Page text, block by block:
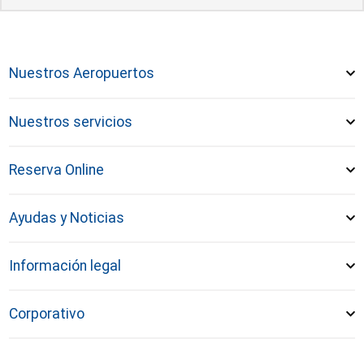
Nuestros Aeropuertos
Nuestros servicios
Reserva Online
Ayudas y Noticias
Información legal
Corporativo